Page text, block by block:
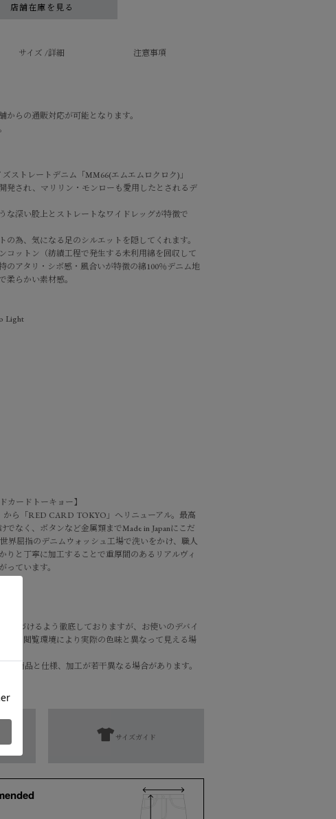
店舗在庫を見る
サイズ /詳細 注意事項
らの通販対応が可能となります。
ストレートデニム「MM66(エムエムロクロク)」
発され、マリリン・モンローも愛用したとされるデ
な深い股上とストレートなワイドレッグが特徴で
の為、気になる足のシルエットを隠してくれます。
コットン（紡績工程で発生する未利用綿を回収して
のアタリ・シボ感・風合いが特徴の綿100％デニム地
柔らかい素材感。
Light
カードトーキョー】
ら「RED CARD TOKYO」へリニューアル。最高
でなく、ボタンなど金属類までMade in Japanにこだ
界屈指のデニムウォッシュ工場で洗いをかけ、職人
りと丁寧に加工することで重厚間のあるリアルヴィ
っています。
近づけるよう徹底しておりますが、お使いのデバイ
等の閲覧環境により実際の色味と異なって見える場
の商品と仕様、加工が若干異なる場合があります。
送となります。
望に添えない場合がございます。
サイズガイド